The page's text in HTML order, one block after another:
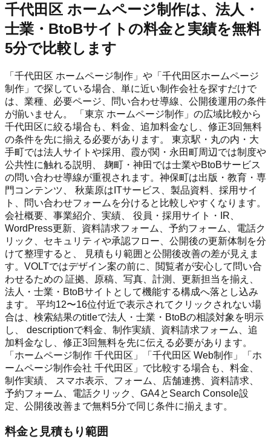
千代田区 ホームページ制作は、法人・
士業・BtoBサイトの料金と実績を無料
5分で比較します
「千代田区 ホームページ制作」や「千代田区ホームページ
制作」で探している場合、単に近い制作会社を探すだけで
は、業種、必要ページ、問い合わせ導線、公開後運用の条件
が揃いません。 「東京 ホームページ制作」の広域比較から
千代田区に絞る場合も、料金、追加料金なし、修正3回無料
の条件を先に揃える必要があります。 東京駅・丸の内・大
手町では法人サイトや採用、霞が関・永田町周辺では制度や
公共性に触れる説明、 麹町・神田では士業やBtoBサービス
の問い合わせ導線が重視されます。神保町は出版・教育・専
門コンテンツ、 秋葉原はITサービス、製品資料、採用サイ
ト、問い合わせフォームを分けると比較しやすくなります。
会社概要、事業紹介、実績、 役員・採用サイト・IR、
WordPress更新、資料請求フォーム、予約フォーム、電話ク
リック、セキュリティや承認フロー、公開後の更新体制を分
けて整理すると、 見積もり範囲と公開後改善の差が見えま
す。VOLTではデザイン案の前に、閲覧者が安心して問い合
わせるための 証拠、原稿、写真、計測、更新担当を揃え、
法人・士業・BtoBサイトとして機能する構成へ落とし込み
ます。 平均12〜16位付近で表示されてクリックされない場
合は、検索結果のtitleで法人・士業・BtoBの相談対象を明示
し、 descriptionで料金、制作実績、資料請求フォーム、追
加料金なし、修正3回無料を先に伝える必要があります。
「ホームページ制作 千代田区」「千代田区 Web制作」「ホ
ームページ制作会社 千代田区」で比較する場合も、料金、
制作実績、 スマホ表示、フォーム、店舗連携、資料請求、
予約フォーム、電話クリック、GA4とSearch Console設
定、公開後改善まで無料5分で同じ条件に揃えます。
料金と見積もり範囲